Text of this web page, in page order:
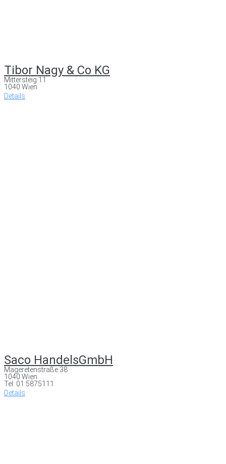
Tibor Nagy & Co KG
Mittersteig 11
1040 Wien
Details
Saco HandelsGmbH
Mageretenstraße 38
1040 Wien
Tel: 01 5875111
Details